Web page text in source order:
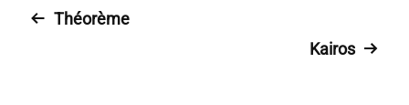
Théorème
Kairos